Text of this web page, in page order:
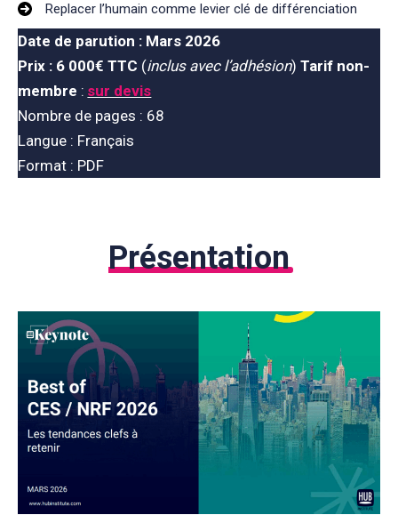
Replacer l’humain comme levier clé de différenciation
Date de parution : Mars 2026
Prix : 6 000€ TTC (inclus avec l’adhésion) Tarif non-
membre : sur devis
Nombre de pages : 68
Langue : Français
Format : PDF
Présentation